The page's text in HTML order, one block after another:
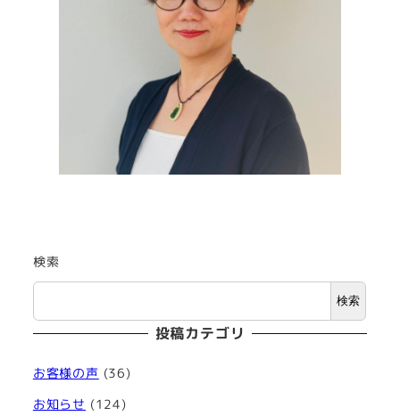
検索
検索
投稿カテゴリ
お客様の声 (36)
お知らせ (124)